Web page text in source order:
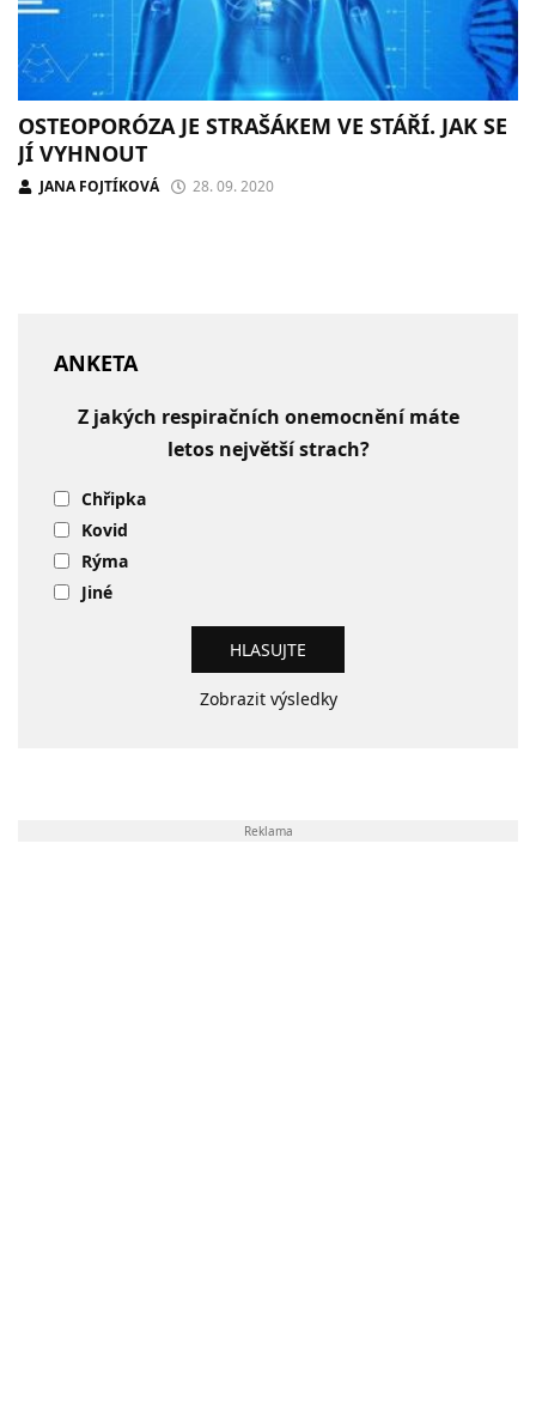
OSTEOPORÓZA JE STRAŠÁKEM VE STÁŘÍ. JAK SE
JÍ VYHNOUT
JANA FOJTÍKOVÁ 28. 09. 2020
ANKETA
Z jakých respiračních onemocnění máte
letos největší strach?
Chřipka
Kovid
Rýma
Jiné
Zobrazit výsledky
Reklama